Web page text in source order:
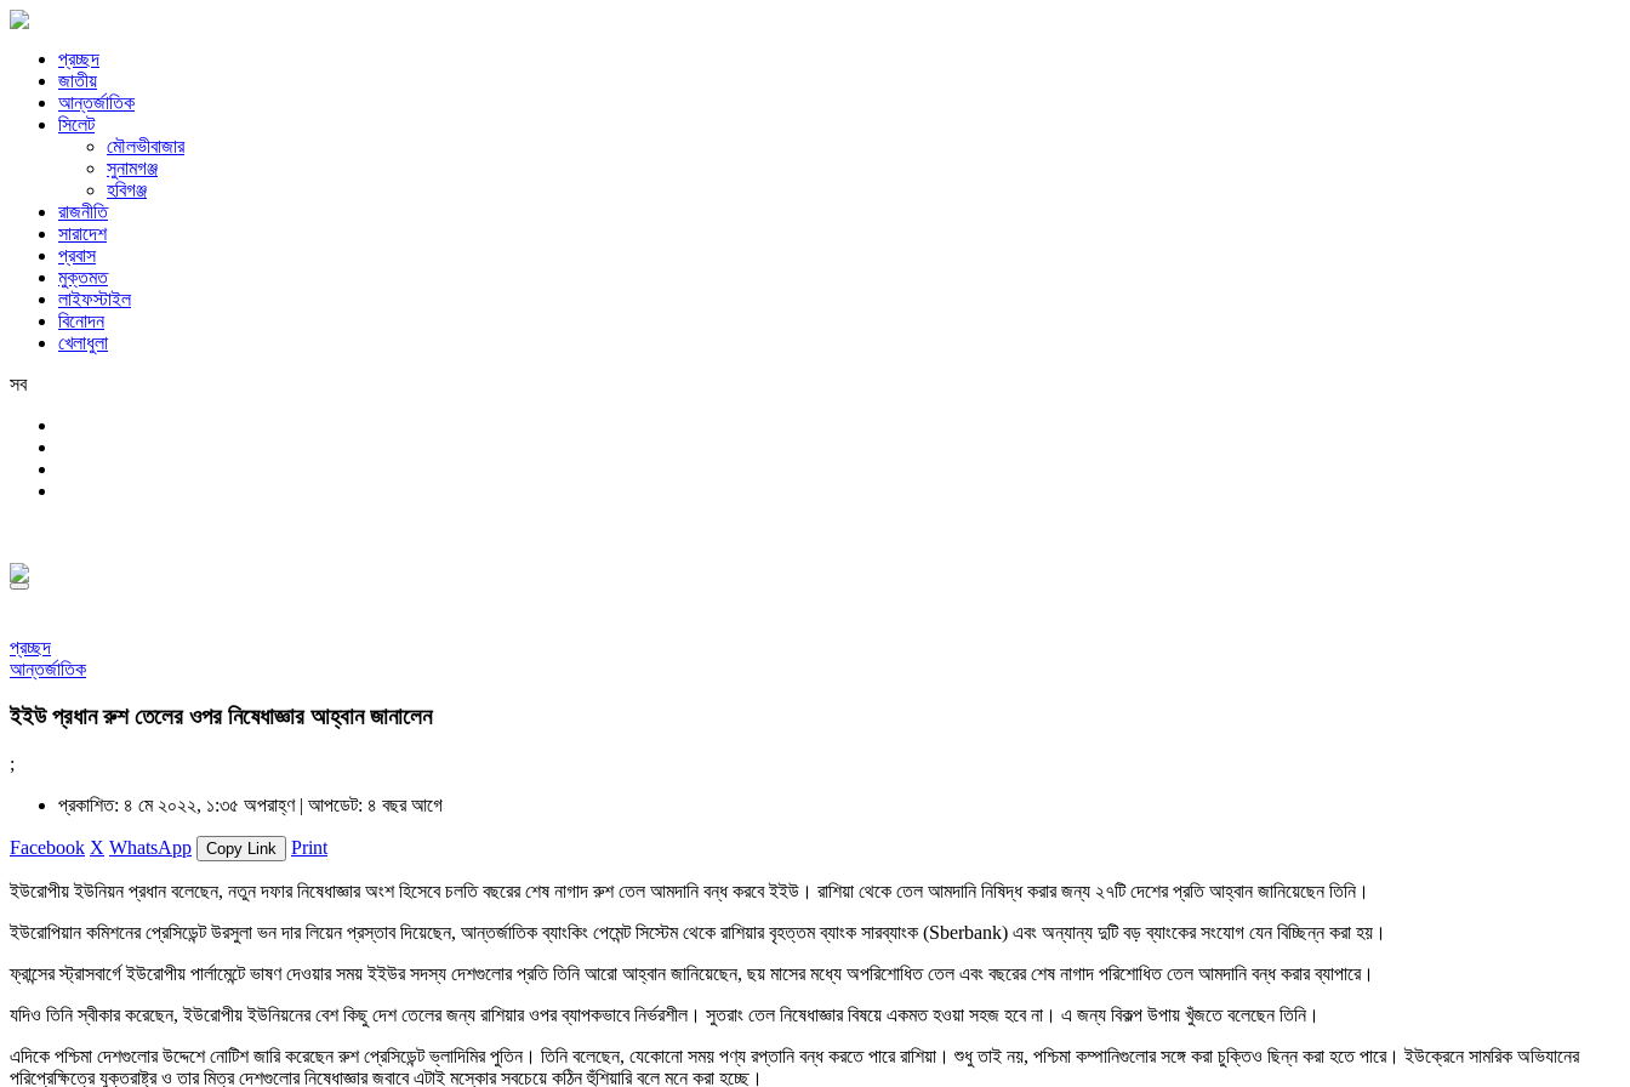
প্রচ্ছদ
জাতীয়
আন্তর্জাতিক
সিলেট
মৌলভীবাজার
সুনামগঞ্জ
হবিগঞ্জ
রাজনীতি
সারাদেশ
প্রবাস
মুক্তমত
লাইফস্টাইল
বিনোদন
খেলাধুলা
সব
প্রচ্ছদ
আন্তর্জাতিক
ইইউ প্রধান রুশ তেলের ওপর নিষেধাজ্ঞার আহ্বান জানালেন
;
প্রকাশিত: ৪ মে ২০২২, ১:৩৫ অপরাহ্ণ | আপডেট: ৪ বছর আগে
Facebook X WhatsApp Copy Link Print
ইউরোপীয় ইউনিয়ন প্রধান বলেছেন, নতুন দফার নিষেধাজ্ঞার অংশ হিসেবে চলতি বছরের শেষ নাগাদ রুশ তেল আমদানি বন্ধ করবে ইইউ। রাশিয়া থেকে তেল আমদানি নিষিদ্ধ করার জন্য ২৭টি দেশের প্রতি আহ্বান জানিয়েছেন তিনি।
ইউরোপিয়ান কমিশনের প্রেসিডেন্ট উরসুলা ভন দার লিয়েন প্রস্তাব দিয়েছেন, আন্তর্জাতিক ব্যাংকিং পেমেন্ট সিস্টেম থেকে রাশিয়ার বৃহত্তম ব্যাংক সারব্যাংক (Sberbank) এবং অন্যান্য দুটি বড় ব্যাংকের সংযোগ যেন বিচ্ছিন্ন করা হয়।
ফ্রান্সের স্ট্রাসবার্গে ইউরোপীয় পার্লামেন্টে ভাষণ দেওয়ার সময় ইইউর সদস্য দেশগুলোর প্রতি তিনি আরো আহ্বান জানিয়েছেন, ছয় মাসের মধ্যে অপরিশোধিত তেল এবং বছরের শেষ নাগাদ পরিশোধিত তেল আমদানি বন্ধ করার ব্যাপারে।
যদিও তিনি স্বীকার করেছেন, ইউরোপীয় ইউনিয়নের বেশ কিছু দেশ তেলের জন্য রাশিয়ার ওপর ব্যাপকভাবে নির্ভরশীল। সুতরাং তেল নিষেধাজ্ঞার বিষয়ে একমত হওয়া সহজ হবে না। এ জন্য বিকল্প উপায় খুঁজতে বলেছেন তিনি।
এদিকে পশ্চিমা দেশগুলোর উদ্দেশে নোটিশ জারি করেছেন রুশ প্রেসিডেন্ট ভ্লাদিমির পুতিন। তিনি বলেছেন, যেকোনো সময় পণ্য রপ্তানি বন্ধ করতে পারে রাশিয়া। শুধু তাই নয়, পশ্চিমা কম্পানিগুলোর সঙ্গে করা চুক্তিও ছিন্ন করা হতে পারে। ইউক্রেনে সামরিক অভিযানের
পরিপ্রেক্ষিত্রে যুক্তরাষ্ট্র ও তার মিত্র দেশগুলোর নিষেধাজ্ঞার জবাবে এটাই মস্কোর সবচেয়ে কঠিন হুঁশিয়ারি বলে মনে করা হচ্ছে।